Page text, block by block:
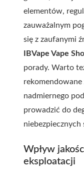
elementów,
zauważalnym
się z zaufanymi
IBVape Vape
porady. Warto
rekomendowane
nadmiernego
prowadzić do
niebezpiecznych
Wpływ
eksploatacji